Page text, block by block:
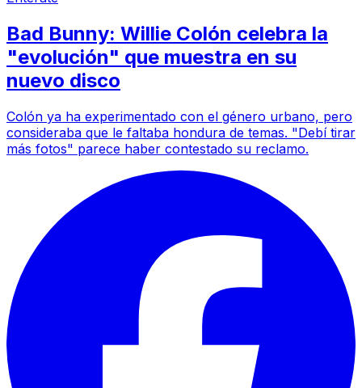
Bad Bunny: Willie Colón celebra la
"evolución" que muestra en su
nuevo disco
Colón ya ha experimentado con el género urbano, pero
consideraba que le faltaba hondura de temas. "Debí tirar
más fotos" parece haber contestado su reclamo.